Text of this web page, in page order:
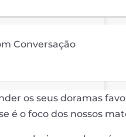
Conversação
os seus doramas
é o foco dos nossos